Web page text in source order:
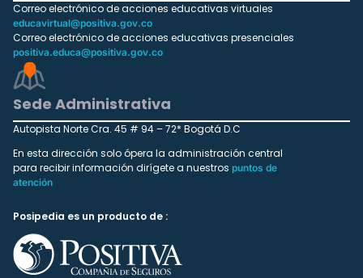
Correo electrónico de acciones educativas virtuales
educavirtual@positiva.gov.co
Correo electrónico de acciones educativas presenciales
positiva.educa@positiva.gov.co
Sede Administrativa
Autopista Norte Cra. 45 # 94 – 72* Bogotá D.C
En esta dirección solo ópera la administración central
para recibir información dirígete a nuestros puntos de
atención
Posipedia es un producto de :